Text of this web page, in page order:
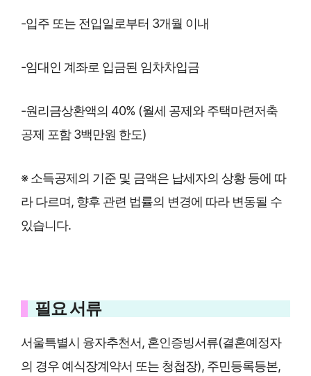
-입주 또는 전입일로부터 3개월 이내
-임대인 계좌로 입금된 임차차입금
-원리금상환액의 40% (월세 공제와 주택마련저축
공제 포함 3백만원 한도)
※ 소득공제의 기준 및 금액은 납세자의 상황 등에 따
라 다르며, 향후 관련 법률의 변경에 따라 변동될 수
있습니다.
필요 서류
서울특별시 융자추천서, 혼인증빙서류(결혼예정자
의 경우 예식장계약서 또는 청첩장), 주민등록등본,